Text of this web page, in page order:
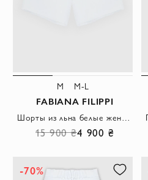
M M-L
FABIANA FILIPPI
15 900 ₴4 900 ₴
-70%